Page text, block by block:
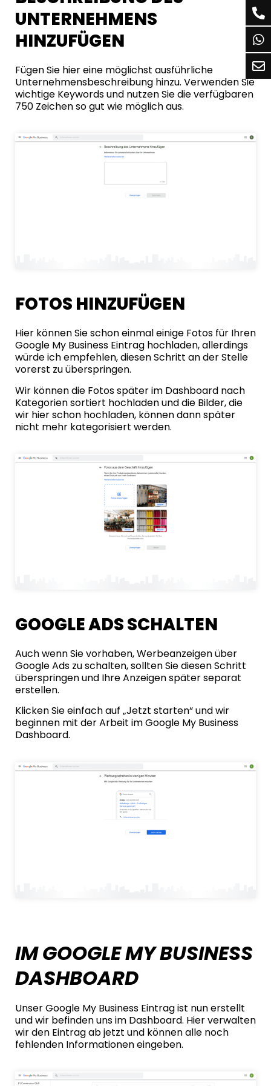
UNTERNEHMENS
HINZUFÜGEN
Fügen Sie hier eine möglichst ausführliche
Unternehmensbeschreibung hinzu. Verwenden Sie
wichtige Keywords und nutzen Sie die verfügbaren
750 Zeichen so gut wie möglich aus.
FOTOS HINZUFÜGEN
Hier können Sie schon einmal einige Fotos für Ihren
Google My Business Eintrag hochladen, allerdings
würde ich empfehlen, diesen Schritt an der Stelle
vorerst zu überspringen.
Wir können die Fotos später im Dashboard nach
Kategorien sortiert hochladen und die Bilder, die
wir hier schon hochladen, können dann später
nicht mehr kategorisiert werden.
GOOGLE ADS SCHALTEN
Auch wenn Sie vorhaben, Werbeanzeigen über
Google Ads zu schalten, sollten Sie diesen Schritt
überspringen und Ihre Anzeigen später separat
erstellen.
Klicken Sie einfach auf „Jetzt starten“ und wir
beginnen mit der Arbeit im Google My Business
Dashboard.
IM GOOGLE MY BUSINESS
DASHBOARD
Unser Google My Business Eintrag ist nun erstellt
und wir befinden uns im Dashboard. Hier verwalten
wir den Eintrag ab jetzt und können alle noch
fehlenden Informationen eingeben.